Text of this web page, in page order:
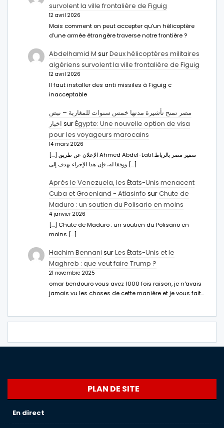
survolent la ville frontalière de Figuig
12 avril 2026
Mais comment on peut accepter qu’un hélicoptère
d’une armée étrangère traverse notre frontière ?
Abdelhamid M surDeux hélicoptères militaires
algériens survolent la ville frontalière de Figuig
12 avril 2026
Il faut installer des anti missiles à Figuig c
inacceptable
مصر تمنح تأشيرة مدتها خمس سنوات للمغاربة – نبض
اخبار surÉgypte: Une nouvelle option de visa
pour les voyageurs marocains
14 mars 2026
[…] الإعلان عن طريق Ahmed Abdel-Latifسفير مصر بالرباط.
ووفقا له، فإن هذا الإجراء يهدف إلى […]
Après le Venezuela, les États-Unis menacent
Cuba et Groenland - Atlasinfo surChute de
Maduro : un soutien du Polisario en moins
4 janvier 2026
[…] Chute de Maduro : un soutien du Polisario en
moins […]
Hachim Bennani surLes États-Unis et le
Maghreb : que veut faire Trump ?
21 novembre 2025
omar bendouro vous avez 1000 fois raison, je n'avais
jamais vu les choses de cette manière et je vous fait…
PLAN DE SITE
En direct